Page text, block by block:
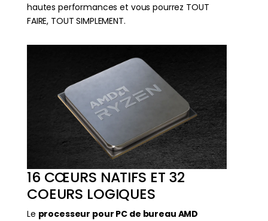
hautes performances et vous pourrez TOUT
FAIRE, TOUT SIMPLEMENT.
16 CŒURS NATIFS ET 32
COEURS LOGIQUES
Le processeur pour PC de bureau AMD